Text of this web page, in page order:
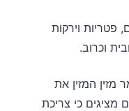
פטריות וירקות
וכרוב.
מזין המזין את
מציגים כי צריכת